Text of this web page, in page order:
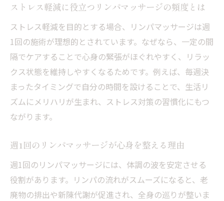
ストレス軽減に役立つリンパマッサージの頻度とは
ストレス軽減を目的とする場合、リンパマッサージは週
1回の施術が理想的とされています。なぜなら、一定の間
隔でケアすることで心身の緊張がほぐれやすく、リラッ
クス状態を維持しやすくなるためです。例えば、毎週決
まったタイミングで自分の時間を設けることで、生活リ
ズムにメリハリが生まれ、ストレス対策の習慣化にもつ
ながります。
週1回のリンパマッサージが心身を整える理由
週1回のリンパマッサージには、体調の波を安定させる
役割があります。リンパの流れがスムーズになると、老
廃物の排出や新陳代謝が促進され、全身の巡りが整いま